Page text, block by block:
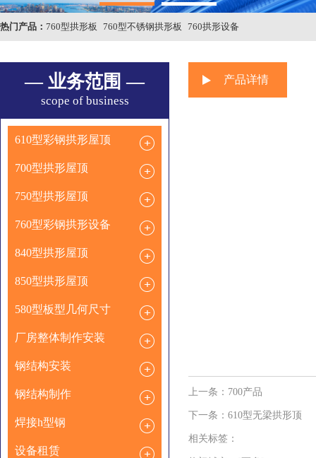
热门产品： 760型拱形板 760型不锈钢拱形板 760拱形设备
— 业务范围 —
scope of business
610型彩钢拱形屋顶
700型拱形屋顶
750型拱形屋顶
760型彩钢拱形设备
840型拱形屋顶
850型拱形屋顶
580型板型几何尺寸
厂房整体制作安装
钢结构安装
钢结构制作
焊接h型钢
设备租赁
产品详情
上一条： 700产品
下一条： 610型无梁拱形顶
相关标签：